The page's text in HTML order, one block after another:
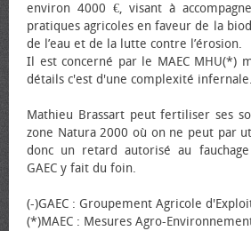
environ 4000 €, visant à
pratiques agricoles en faveur de la
de l’eau et de la lutte contre l’érosion.
Il est concerné par le MAEC MHU(*)
détails c'est d'une complexité infernale.
Mathieu Brassart peut fertiliser ses
zone Natura 2000 où on ne peut par
donc un retard autorisé au
GAEC y fait du foin.
(-)GAEC : Groupement Agricole
(*)MAEC : Mesures Agro-